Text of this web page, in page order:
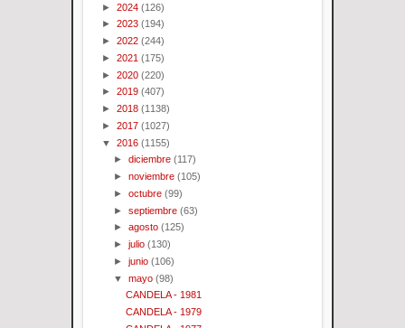
► 2024 (126)
► 2023 (194)
► 2022 (244)
► 2021 (175)
► 2020 (220)
► 2019 (407)
► 2018 (1138)
► 2017 (1027)
▼ 2016 (1155)
►diciembre (117)
►noviembre (105)
►octubre (99)
►septiembre (63)
►agosto (125)
►julio (130)
►junio (106)
▼mayo (98)
CANDELA - 1981
CANDELA - 1979